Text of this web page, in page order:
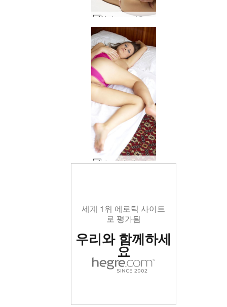
Marjana 뜨거운 러시아어 #33
마르자나 더블 핑크 #116
세계 1위 에로틱 사이트
로 평가됨
우리와 함께하세
요